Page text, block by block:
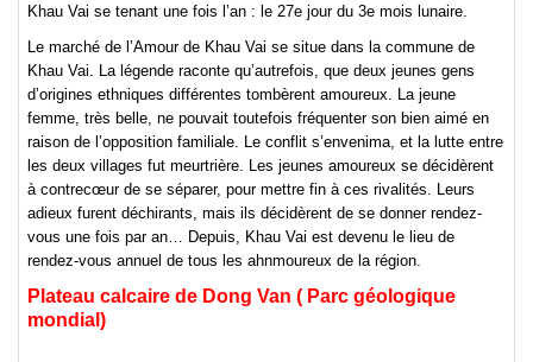
Khau Vai se tenant une fois l’an : le 27e jour du 3e mois lunaire.
Le marché de l’Amour de Khau Vai se situe dans la commune de
Khau Vai. La légende raconte qu’autrefois, que deux jeunes gens
d’origines ethniques différentes tombèrent amoureux. La jeune
femme, très belle, ne pouvait toutefois fréquenter son bien aimé en
raison de l’opposition familiale. Le conflit s’envenima, et la lutte entre
les deux villages fut meurtrière. Les jeunes amoureux se décidèrent
à contrecœur de se séparer, pour mettre fin à ces rivalités. Leurs
adieux furent déchirants, mais ils décidèrent de se donner rendez-
vous une fois par an… Depuis, Khau Vai est devenu le lieu de
rendez-vous annuel de tous les ahnmoureux de la région.
Plateau calcaire de Dong Van ( Parc géologique
mondial)